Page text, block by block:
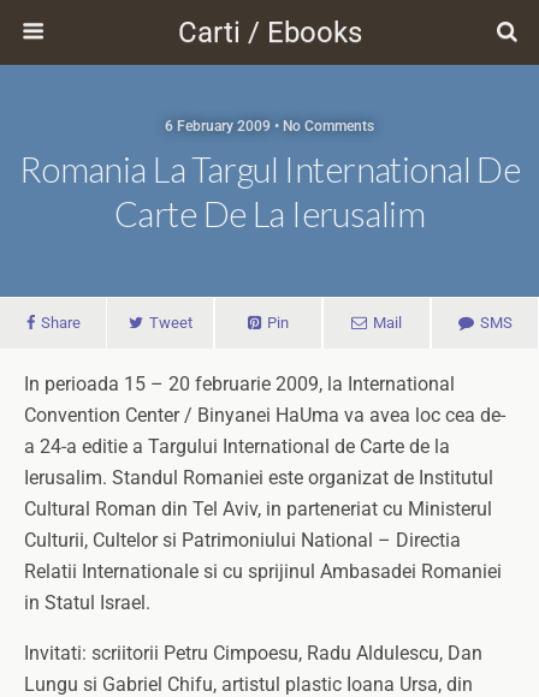
Carti / Ebooks
6 February 2009 • No Comments
Romania La Targul International De
Carte De La Ierusalim
Share Tweet Pin Mail SMS
In perioada 15 – 20 februarie 2009, la International
Convention Center / Binyanei HaUma va avea loc cea de-
a 24-a editie a Targului International de Carte de la
Ierusalim. Standul Romaniei este organizat de Institutul
Cultural Roman din Tel Aviv, in parteneriat cu Ministerul
Culturii, Cultelor si Patrimoniului National – Directia
Relatii Internationale si cu sprijinul Ambasadei Romaniei
in Statul Israel.
Invitati: scriitorii Petru Cimpoesu, Radu Aldulescu, Dan
Lungu si Gabriel Chifu, artistul plastic Ioana Ursa, din